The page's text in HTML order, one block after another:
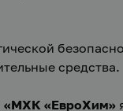
средства.
«МХК «ЕвроХим»